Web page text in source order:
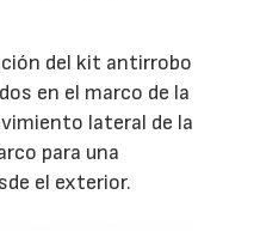
del kit antirrobo
en el marco de la
lateral de la
para una
el exterior.